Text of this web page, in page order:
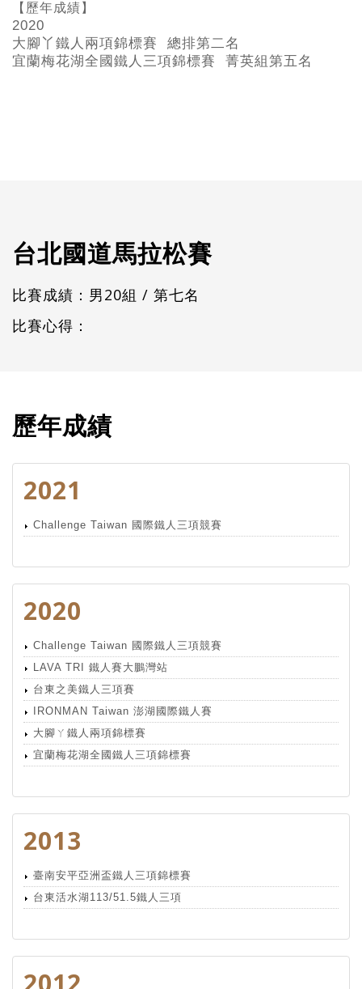
【歷年成績】
2020
大腳丫鐵人兩項錦標賽 總排第二名
宜蘭梅花湖全國鐵人三項錦標賽 菁英組第五名
台北國道馬拉松賽
比賽成績：男20組 / 第七名
比賽心得：
歷年成績
2021
Challenge Taiwan 國際鐵人三項競賽
2020
Challenge Taiwan 國際鐵人三項競賽
LAVA TRI 鐵人賽大鵬灣站
台東之美鐵人三項賽
IRONMAN Taiwan 澎湖國際鐵人賽
大腳ㄚ鐵人兩項錦標賽
宜蘭梅花湖全國鐵人三項錦標賽
2013
臺南安平亞洲盃鐵人三項錦標賽
台東活水湖113/51.5鐵人三項